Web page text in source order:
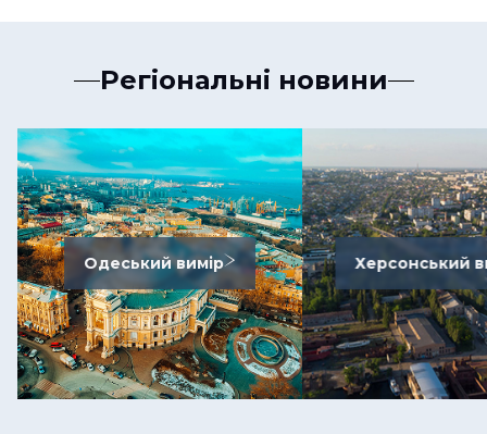
Регіональні новини
Одеський вимір Херсонський